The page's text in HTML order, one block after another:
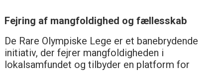
Fejring af mangfoldighed og fællesskab
De Rare Olympiske Lege er et banebrydende
initiativ, der fejrer mangfoldigheden i
lokalsamfundet og tilbyder en platform for